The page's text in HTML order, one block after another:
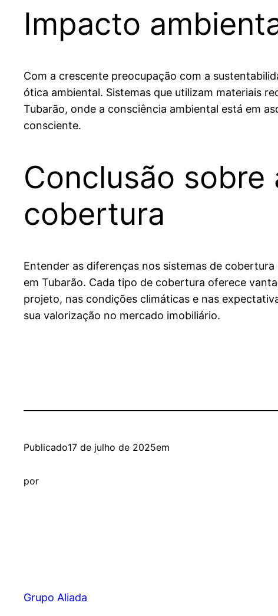
Impacto
Com a crescente preocupação com a
ótica ambiental. Sistemas que utilizam materiais
Tubarão, onde a consciência ambiental está em
consciente.
Conclusão
cobertura
Entender as diferenças nos sistemas de
em Tubarão. Cada tipo de cobertura oferece
projeto, nas condições climáticas e nas
sua valorização no mercado imobiliário.
Publicado17 de julho de 2025em
por
Grupo Aliada